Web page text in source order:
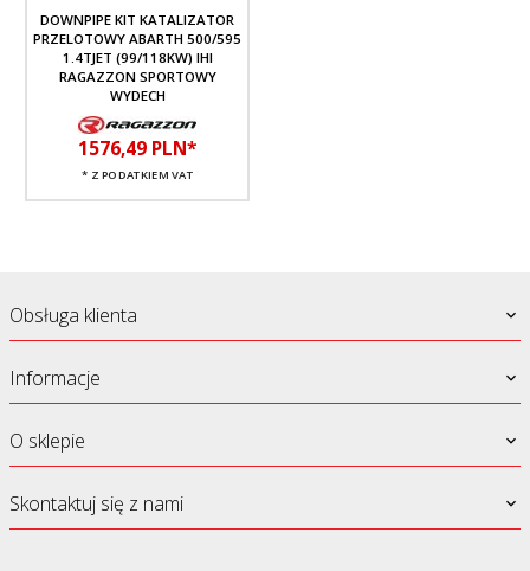
DOWNPIPE KIT KATALIZATOR
PRZELOTOWY ABARTH 500/595
1.4TJET (99/118KW) IHI
RAGAZZON SPORTOWY
WYDECH
1576,49 PLN*
* Z PODATKIEM VAT
Obsługa klienta
Informacje
O sklepie
Skontaktuj się z nami